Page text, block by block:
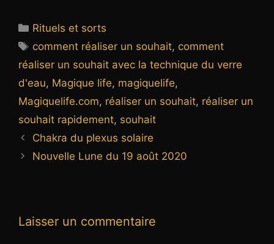
Catégories
Rituels et sorts
Étiquettes
comment réaliser un souhait, comment
réaliser un souhait avec la technique du verre
d'eau, Magique life, magiquelife,
Magiquelife.com, réaliser un souhait, réaliser un
souhait rapidement, souhait
Chakra du plexus solaire
Nouvelle Lune du 19 août 2020
Laisser un commentaire